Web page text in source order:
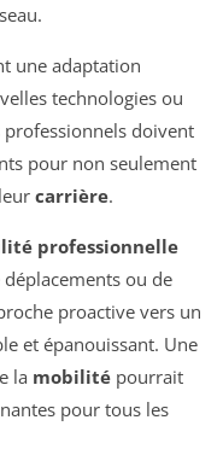
une adaptation
technologies ou
professionnels doivent
pour non seulement
carrière.
professionnelle
ou de
proactive vers un
et épanouissant. Une
la mobilité pourrait
pour tous les